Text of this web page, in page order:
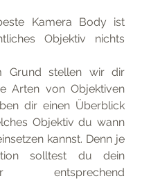
Kamera Body ist
Objektiv nichts
Grund stellen wir dir
Arten von Objektiven
dir einen Überblick
Objektiv du wann
kannst. Denn je
solltest du dein
entsprechend